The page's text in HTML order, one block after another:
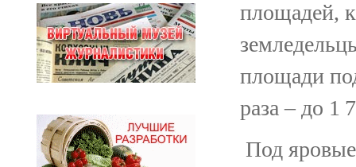
площадей,
площади
раза – до 1
Под